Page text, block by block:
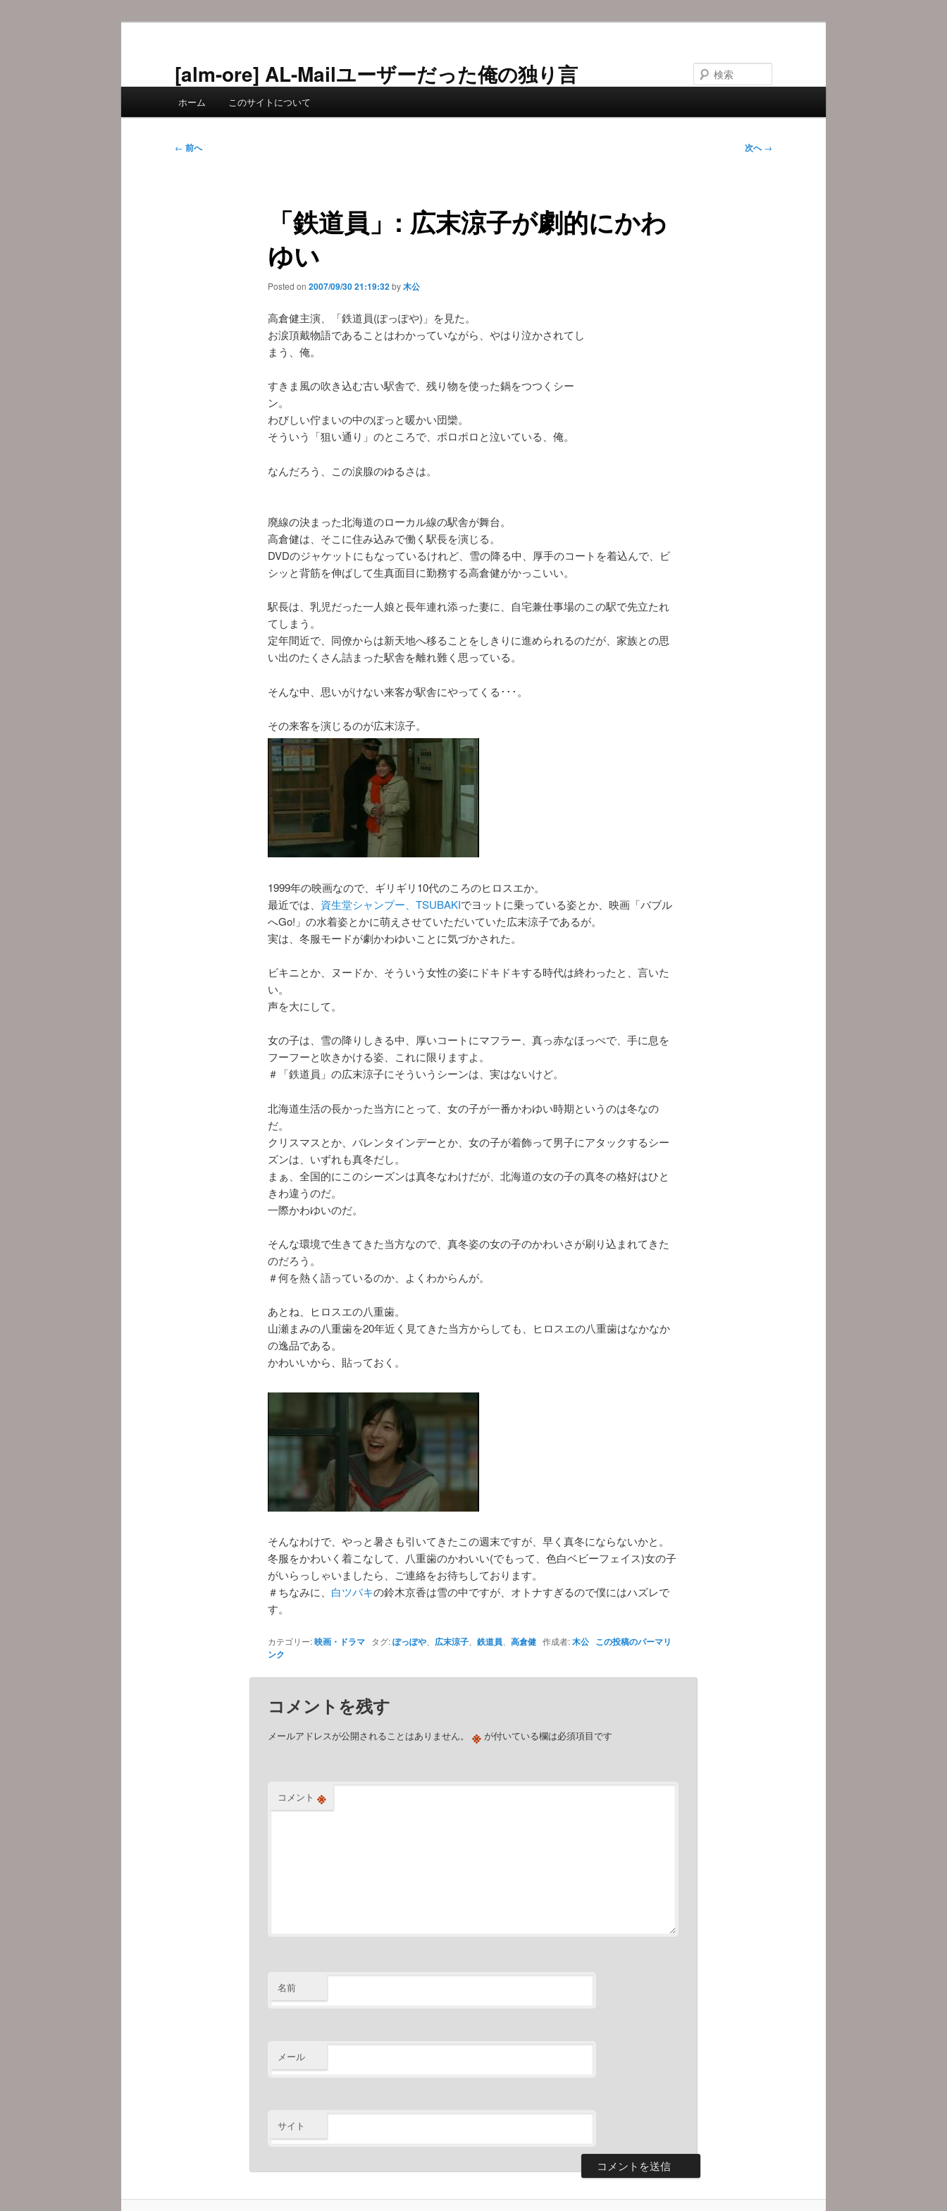
[alm-ore] AL-Mailユーザーだった俺の独り言
索
ホーム このサイトについて
投
← 前へ 次へ→
「鉄道員」: 広末涼子が劇的にかわ
ゆい
Posted on 2007/09/30 21:19:32by木公
高倉健主演、「鉄道員(ぽっぽや)」を見た。
お涙頂戴物語であることはわかっていながら、やはり泣かされてし
まう、俺。
すきま風の吹き込む古い駅舎で、残り物を使った鍋をつつくシー
ン。
わびしい佇まいの中のぽっと暖かい団欒。
そういう「狙い通り」のところで、ポロポロと泣いている、俺。
なんだろう、この涙腺のゆるさは。
廃線の決まった北海道のローカル線の駅舎が舞台。
高倉健は、そこに住み込みで働く駅長を演じる。
DVDのジャケットにもなっているけれど、雪の降る中、厚手のコートを着込んで、ビ
シッと背筋を伸ばして生真面目に勤務する高倉健がかっこいい。
駅長は、乳児だった一人娘と長年連れ添った妻に、自宅兼仕事場のこの駅で先立たれ
てしまう。
定年間近で、同僚からは新天地へ移ることをしきりに進められるのだが、家族との思
い出のたくさん詰まった駅舎を離れ難く思っている。
そんな中、思いがけない来客が駅舎にやってくる･･･。
その来客を演じるのが広末涼子。
1999年の映画なので、ギリギリ10代のころのヒロスエか。
最近では、 資生堂シャンプー、TSUBAKIでヨットに乗っている姿とか、映画「バブル
へGo!」の水着姿とかに萌えさせていただいていた広末涼子であるが。
実は、冬服モードが劇かわゆいことに気づかされた。
ビキニとか、ヌードか、そういう女性の姿にドキドキする時代は終わったと、言いた
い。
声を大にして。
女の子は、雪の降りしきる中、厚いコートにマフラー、真っ赤なほっぺで、手に息を
フーフーと吹きかける姿、これに限りますよ。
＃「鉄道員」の広末涼子にそういうシーンは、実はないけど。
北海道生活の長かった当方にとって、女の子が一番かわゆい時期というのは冬なの
だ。
クリスマスとか、バレンタインデーとか、女の子が着飾って男子にアタックするシー
ズンは、いずれも真冬だし。
まぁ、全国的にこのシーズンは真冬なわけだが、北海道の女の子の真冬の格好はひと
きわ違うのだ。
一際かわゆいのだ。
そんな環境で生きてきた当方なので、真冬姿の女の子のかわいさが刷り込まれてきた
のだろう。
＃何を熱く語っているのか、よくわからんが。
あとね、ヒロスエの八重歯。
山瀬まみの八重歯を20年近く見てきた当方からしても、ヒロスエの八重歯はなかなか
の逸品である。
かわいいから、貼っておく。
そんなわけで、やっと暑さも引いてきたこの週末ですが、早く真冬にならないかと。
冬服をかわいく着こなして、八重歯のかわいい(でもって、色白ベビーフェイス)女の子
がいらっしゃいましたら、ご連絡をお待ちしております。
＃ちなみに、 白ツバキの鈴木京香は雪の中ですが、オトナすぎるので僕にはハズレで
す。
カテゴリー:映画・ドラマタグ:ぽっぽや、 広末涼子、 鉄道員 高倉健作成者:木公 この投稿のパーマリ
ンク
コメントを残す
メールアドレスが公開されることはありません。 ※が付いている欄は必須項目です
コメント ※
名前
メール
サイト